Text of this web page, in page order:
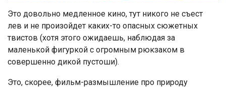
Это довольно медленное кино, тут никого не съест
лев и не произойдет каких-то опасных сюжетных
твистов (хотя этого ожидаешь, наблюдая за
маленькой фигуркой с огромным рюкзаком в
совершенно дикой пустоши).
Это, скорее, фильм-размышление про природу